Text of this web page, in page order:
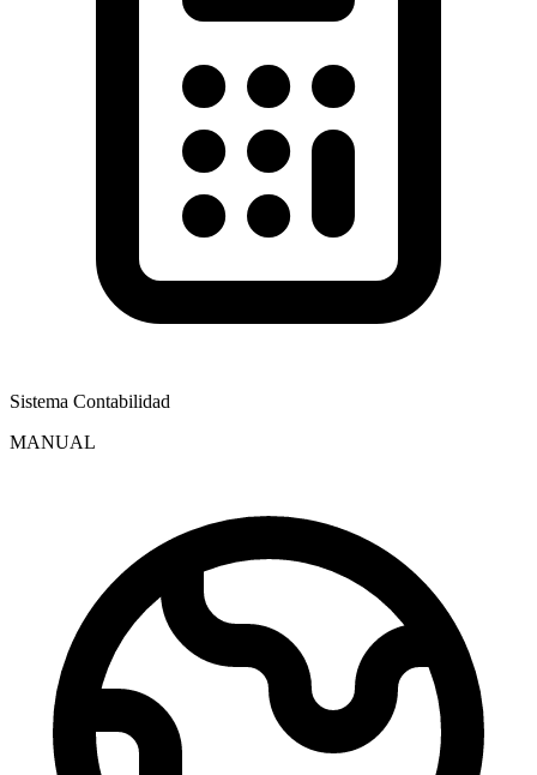
Sistema Contabilidad
MANUAL